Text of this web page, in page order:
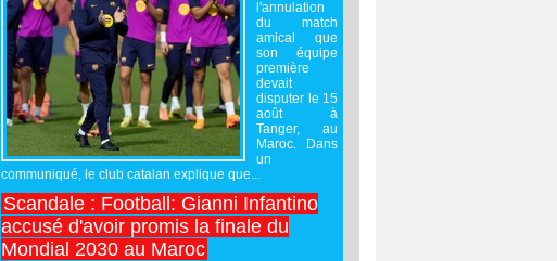
l'annulation
du match
amical que
son équipe
première
devait
disputer le 15
août à
Tanger, au
Maroc. Dans
un
communiqué, le club catalan explique que...
Scandale : Football: Gianni Infantino
accusé d'avoir promis la finale du
Mondial 2030 au Maroc